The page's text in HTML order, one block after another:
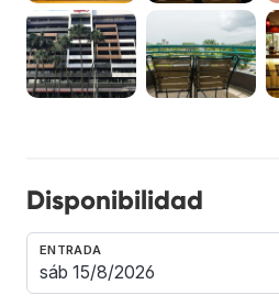
Disponibilidad
ENTRADA